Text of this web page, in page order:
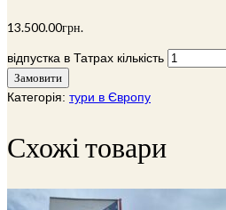
13.500.00грн.
відпустка в Татрах кількість
Замовити
Категорія: тури в Європу
Схожі товари